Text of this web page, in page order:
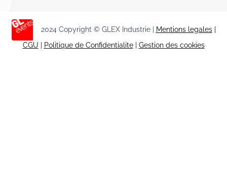
2024 Copyright © GLEX Industrie | Mentions legales|
CGU | Politique de Confidentialite| Gestion des cookies